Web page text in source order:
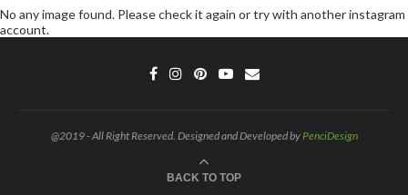
No any image found. Please check it again or try with another instagram
account.
@2019 - All Right Reserved. Designed and Developed by PenciDesign
BACK TO TOP